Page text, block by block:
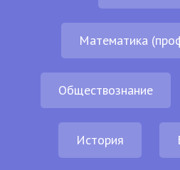
Математика
Обществознание
История